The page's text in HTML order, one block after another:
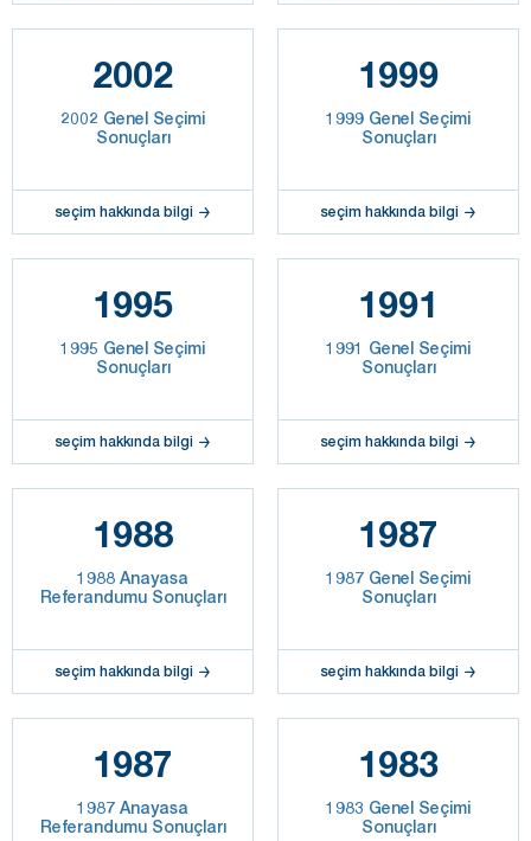
2002
2002 Genel Seçimi
Sonuçları
seçim hakkında bilgi
1999
1999 Genel Seçimi
Sonuçları
seçim hakkında bilgi
1995
1995 Genel Seçimi
Sonuçları
seçim hakkında bilgi
1991
1991 Genel Seçimi
Sonuçları
seçim hakkında bilgi
1988
1988 Anayasa
Referandumu Sonuçları
seçim hakkında bilgi
1987
1987 Genel Seçimi
Sonuçları
seçim hakkında bilgi
1987
1987 Anayasa
Referandumu Sonuçları
1983
1983 Genel Seçimi
Sonuçları